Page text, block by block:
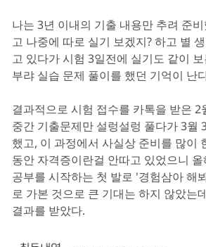
나는 3년 이내의 기출 내용만 추려 준
고 나중에 따로 실기 보겠지? 하고 별
고 있다가 시험 3일전에 실기도 같이
부랴 실습 문제 풀이를 했던 기억이 난
결과적으로 시험 접수를 카톡을 받은
중간 기출문제만 설렁설렁 풀다가 3월
했고, 이 과정에서 사실상 준비를 많이
동안 자격증이란걸 안따고 있었으니
공부를 시작하는 첫 발로 '경험삼아 해
로 가본 것으로 큰 기대는 하지 않았는
결과를 받았다.